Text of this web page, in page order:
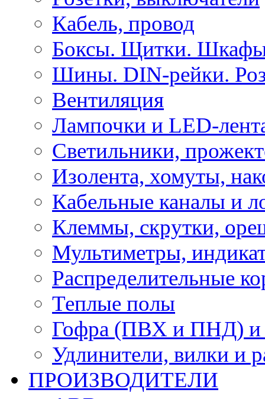
Кабель, провод
Боксы. Щитки.
Шины. DIN-рейки.
Вентиляция
Лампочки и LED-
Светильники,
Изолента, хомуты,
Кабельные каналы и
Клеммы, скрутки,
Мультиметры,
Распределительные
Теплые полы
Гофра (ПВХ и ПНД) и
Удлинители, вилки и
ПРОИЗВОДИТЕЛИ